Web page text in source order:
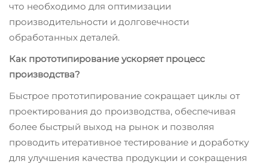
что необходимо для оптимизации
производительности и долговечности
обработанных деталей.
Как прототипирование ускоряет процесс
производства?
Быстрое прототипирование сокращает циклы от
проектирования до производства, обеспечивая
более быстрый выход на рынок и позволяя
проводить итеративное тестирование и доработку
для улучшения качества продукции и сокращения